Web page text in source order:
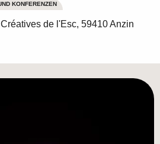
KONFERENZEN
de l'Esc, 59410 Anzin